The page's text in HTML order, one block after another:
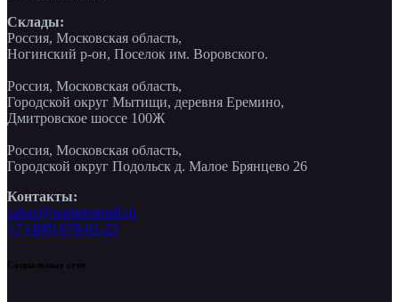
Склады:
Россия, Московская область,
Ногинский р-он, Поселок им. Воровского.
Россия, Московская область,
Городской округ Мытищи, деревня Еремино,
Дмитровское шоссе 100Ж
Россия, Московская область,
Городской округ Подольск д. Малое Брянцево 26
Контакты:
zakaz@paritetmetall.ru
+7 (499) 678-01-23
Социальные сети